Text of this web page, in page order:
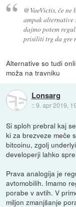
@VaeVictis, če
ampak alternative
dajmo potem
prisiliti trg da gre
Alternative so tudi
moža na travniku
Lonsarg
::9. apr 2019,
Si sploh prebral kaj
ki za brezveze meče
bitcoinu, zgolj
developerji lahko
Prava analogija je
avtomobilih. Imamo
porabe v avtih. V
miljon zmanjšanje